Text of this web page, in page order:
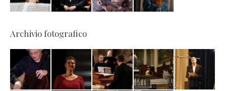
Archivio fotografico